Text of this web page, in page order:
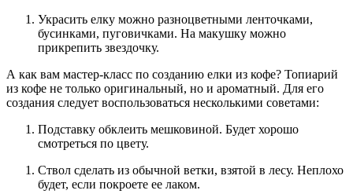
Украсить елку можно разноцветными ленточками,
бусинками, пуговичками. На макушку можно
прикрепить звездочку.
А как вам мастер-класс по созданию елки из кофе? Топиарий
из кофе не только оригинальный, но и ароматный. Для его
создания следует воспользоваться несколькими советами:
Подставку обклеить мешковиной. Будет хорошо
смотреться по цвету.
Ствол сделать из обычной ветки, взятой в лесу. Неплохо
будет, если покроете ее лаком.